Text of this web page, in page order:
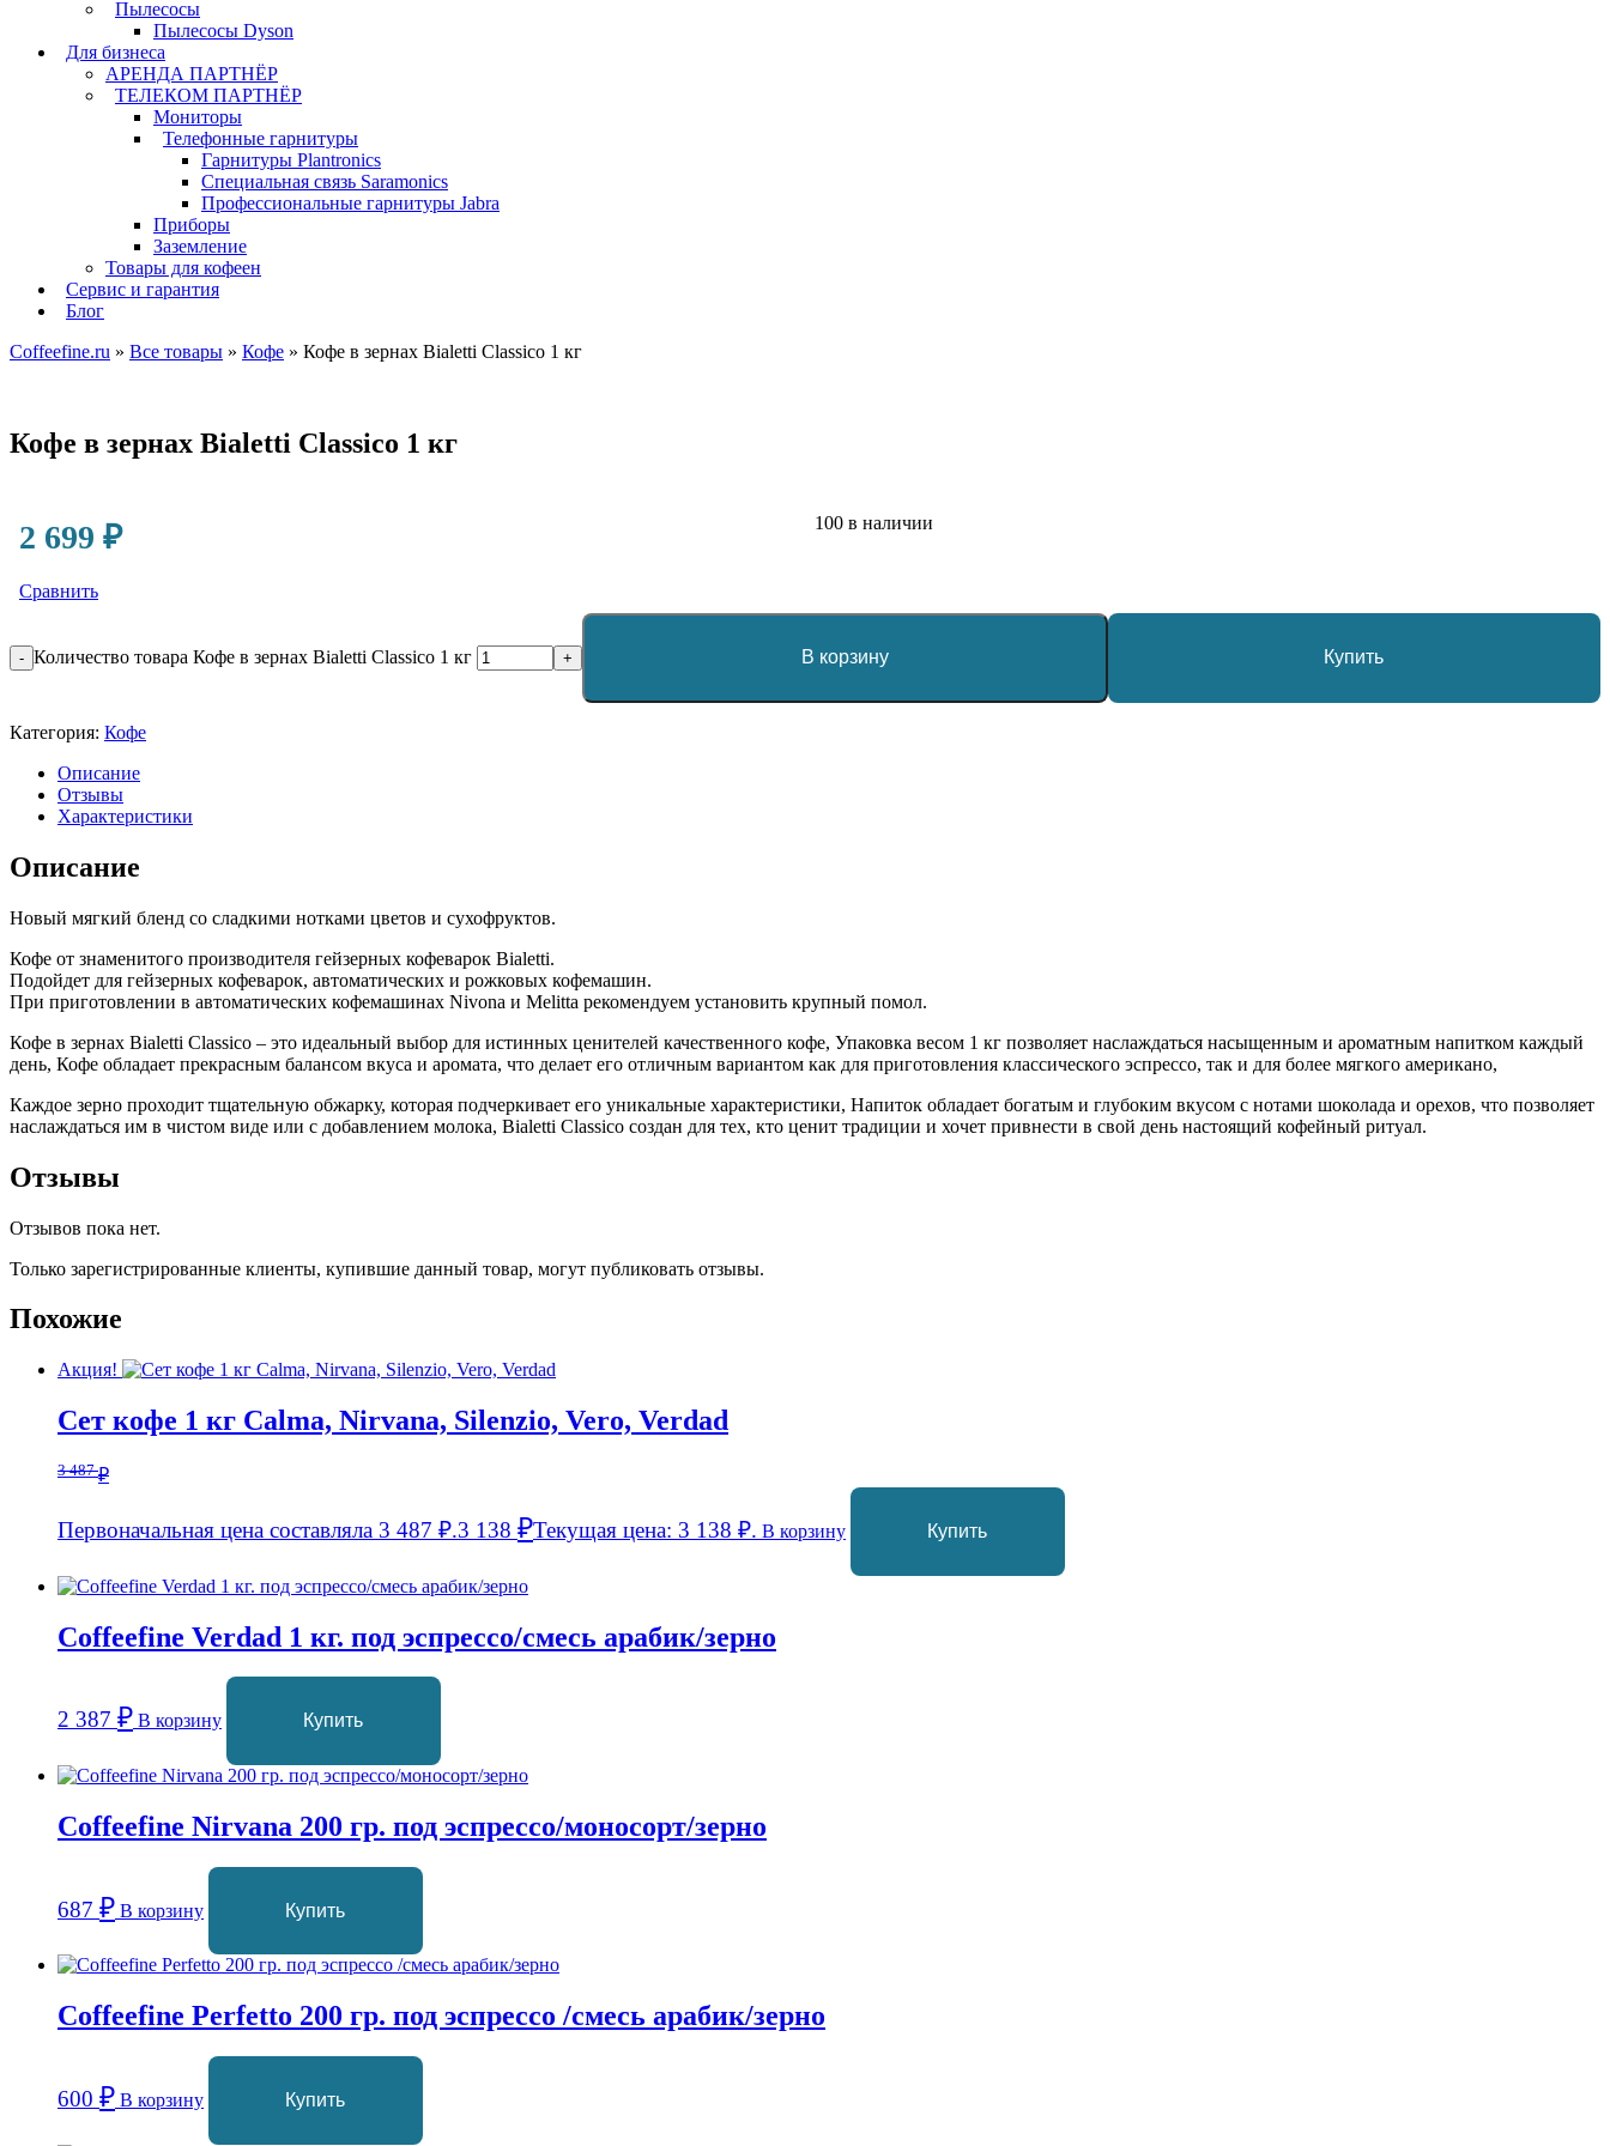
Пылесосы
Пылесосы Dyson
Для бизнеса
АРЕНДА ПАРТНЁР
ТЕЛЕКОМ ПАРТНЁР
Мониторы
Телефонные гарнитуры
Гарнитуры Plantronics
Специальная связь Saramonics
Профессиональные гарнитуры Jabra
Приборы
Заземление
Товары для кофеен
Сервис и гарантия
Блог
Coffeefine.ru » Все товары » Кофе » Кофе в зернах Bialetti Classico 1 кг
Кофе в зернах Bialetti Classico 1 кг
2 699 ₽
Сравнить
100 в наличии
- Количество товара Кофе в зернах Bialetti Classico 1 кг + В корзину Купить
Категория: Кофе
Описание
Отзывы
Характеристики
Описание
Новый мягкий бленд со сладкими нотками цветов и сухофруктов.
Кофе от знаменитого производителя гейзерных кофеварок Bialetti.
Подойдет для гейзерных кофеварок, автоматических и рожковых кофемашин.
При приготовлении в автоматических кофемашинах Nivona и Melitta рекомендуем установить крупный помол.
Кофе в зернах Bialetti Classico – это идеальный выбор для истинных ценителей качественного кофе, Упаковка весом 1 кг позволяет наслаждаться насыщенным и ароматным напитком каждый
день, Кофе обладает прекрасным балансом вкуса и аромата, что делает его отличным вариантом как для приготовления классического эспрессо, так и для более мягкого американо,
Каждое зерно проходит тщательную обжарку, которая подчеркивает его уникальные характеристики, Напиток обладает богатым и глубоким вкусом с нотами шоколада и орехов, что позволяет
наслаждаться им в чистом виде или с добавлением молока, Bialetti Classico создан для тех, кто ценит традиции и хочет привнести в свой день настоящий кофейный ритуал.
Отзывы
Отзывов пока нет.
Только зарегистрированные клиенты, купившие данный товар, могут публиковать отзывы.
Похожие
Акция!
Сет кофе 1 кг Calma, Nirvana, Silenzio, Vero, Verdad
3 487₽
Первоначальная цена составляла 3 487 ₽.3 138 ₽Текущая цена: 3 138 ₽. В корзину Купить
Coffeefine Verdad 1 кг. под эспрессо/смесь арабик/зерно
2 387 ₽ В корзину Купить
Coffeefine Nirvana 200 гр. под эспрессо/моносорт/зерно
687 ₽ В корзину Купить
Coffeefine Perfetto 200 гр. под эспрессо /смесь арабик/зерно
600 ₽ В корзину Купить